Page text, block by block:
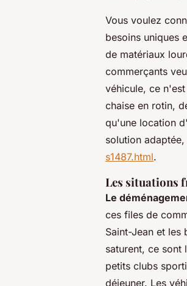
Vous voulez
besoins uniques
de matériaux
commerçants
véhicule, ce
chaise en rotin,
qu'une location
solution
s1487.html.
Les situations
Le
ces files de
Saint-Jean et les
saturent, ce sont
petits clubs
déjeuner. Les